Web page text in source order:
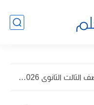
اقوى مراجعة نحو للصف الثالث الثانوى 2026 pdf اعداد توجيه...